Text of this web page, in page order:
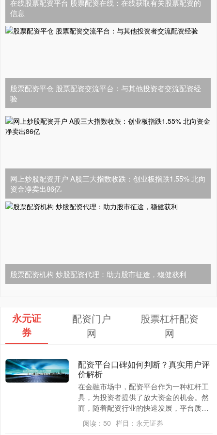
在线股票配资平台 股票配资在线：在线获取有关股票配资的
信息
股票配资平仓 股票配资交流平台：与其他投资者交流配资经
验
网上炒股配资开户 A股三大指数收跌：创业板指跌1.55% 北向
资金净卖出86亿
股票配资机构 炒股配资代理：助力股市征途，稳健获利
永元证
券
配资门户
网
股票杠杆配资
网
配资平台口碑如何判断？真实用户评
价解析
在金融市场中，配资平台作为一种杠杆工
具，为投资者提供了放大资金的机会。然
而，随着配资行业的快速发展，平台质量
参差不齐，如何判断配资平台的口碑成为
投资者关注的焦点....
阅读： 50 栏目： 永元证券